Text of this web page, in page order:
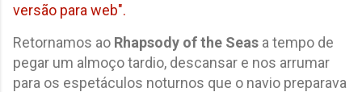
versão para web".
Retornamos ao Rhapsody of the Seas a tempo de
pegar um almoço tardio, descansar e nos arrumar
para os espetáculos noturnos que o navio preparava